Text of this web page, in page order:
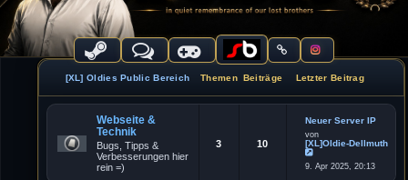
[XL] Oldies Public Bereich Themen Beiträge Letzter Beitrag
Webseite &
Technik
Bugs, Tipps &
Verbesserungen hier
rein =)
3 10
Neuer Server IP
von
[XL]Oldie-Dellmuth
N
e
9. Apr 2025, 20:13